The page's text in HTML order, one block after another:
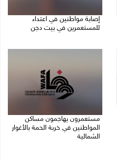
إصابة مواطنين في اعتداء
للمستعمرين في بيت دجن
مستعمرون يهاجمون مساكن
المواطنين في خربة الحمة بالأغوار
الشمالية